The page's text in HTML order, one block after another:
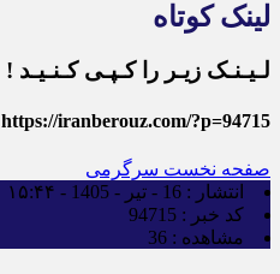
لینک کوتاه
لـیـنـک زیـر را کـپـی کـنـیـد !
https://iranberouz.com/?p=94715
صفحه نخست سرگرمی
انتشار : 16 - تیر - 1405 - ۱۵:۴۴
کد خبر : 94715
مشاهده : 36